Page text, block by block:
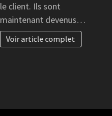
le client. Ils sont
maintenant devenus…
Voir article complet